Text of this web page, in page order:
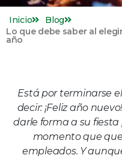
Inicio
Blog
Lo que debe saber al
año
Está por terminarse
decir: ¡Feliz año
darle forma a su
momento que
empleados. Y